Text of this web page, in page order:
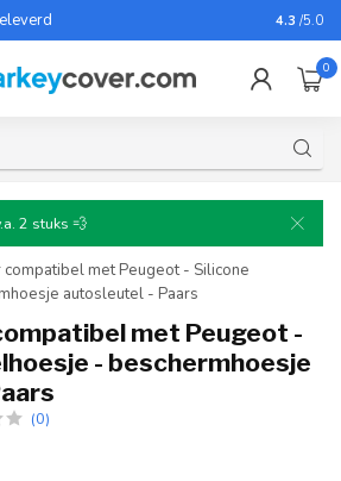
Voor
4.3 /5.0
0
2 stuks 💨
met Peugeot - Silicone
autosleutel - Paars
met Peugeot -
- beschermhoesje
(0)